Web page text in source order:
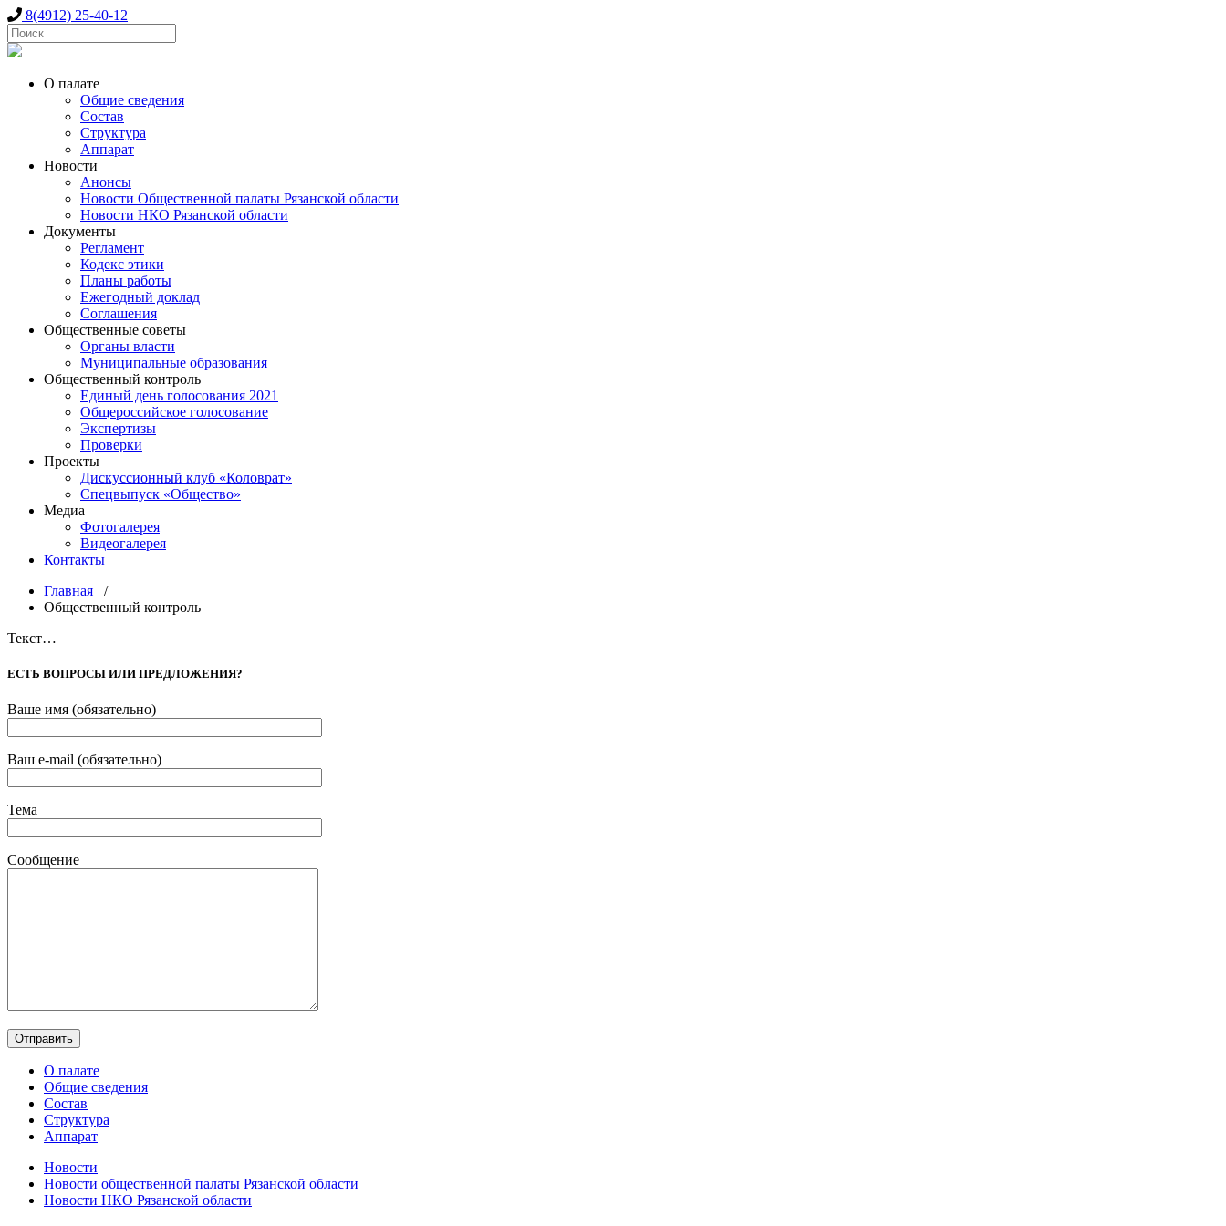
8(4912) 25-40-12
О палате
Общие сведения
Состав
Структура
Аппарат
Новости
Анонсы
Новости Общественной палаты Рязанской области
Новости НКО Рязанской области
Документы
Регламент
Кодекс этики
Планы работы
Ежегодный доклад
Соглашения
Общественные советы
Органы власти
Муниципальные образования
Общественный контроль
Единый день голосования 2021
Общероссийское голосование
Экспертизы
Проверки
Проекты
Дискуссионный клуб «Коловрат»
Спецвыпуск «Общество»
Медиа
Фотогалерея
Видеогалерея
Контакты
Главная /
Общественный контроль
Текст…
ЕСТЬ ВОПРОСЫ ИЛИ ПРЕДЛОЖЕНИЯ?
Ваше имя (обязательно)
Ваш e-mail (обязательно)
Тема
Сообщение
О палате
Общие сведения
Состав
Структура
Аппарат
Новости
Новости общественной палаты Рязанской области
Новости НКО Рязанской области